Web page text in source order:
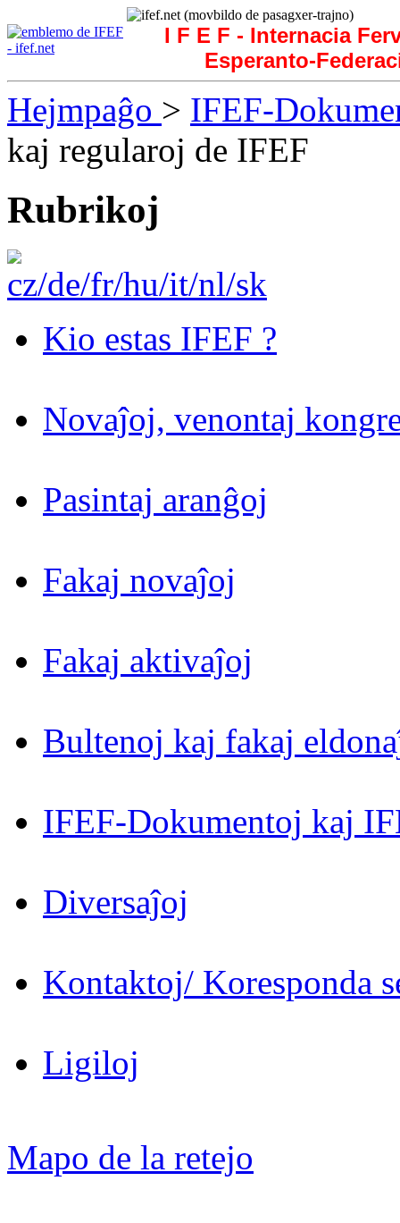
I F E F - Internacia
Esperanto-
Hejmpaĝo > IFEF-
kaj regularoj de IFEF
Rubrikoj
Kio estas IFEF ?
Novaĵoj, venontaj
Pasintaj aranĝoj
Fakaj novaĵoj
Fakaj aktivaĵoj
Bultenoj kaj fakaj
IFEF-Dokumentoj kaj
Diversaĵoj
Kontaktoj/ Koresponda
Ligiloj
Mapo de la retejo